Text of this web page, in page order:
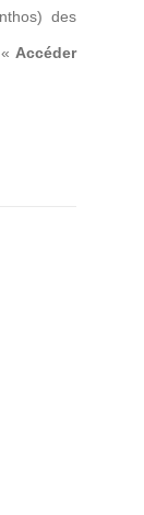
des
Accéder